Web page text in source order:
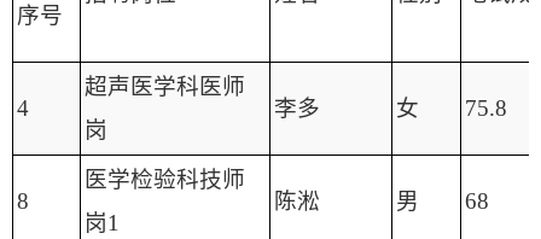
序号
4
超声医学科医师
岗
李多 女 75.8
8
医学检验科技师
岗1
陈淞 男 68